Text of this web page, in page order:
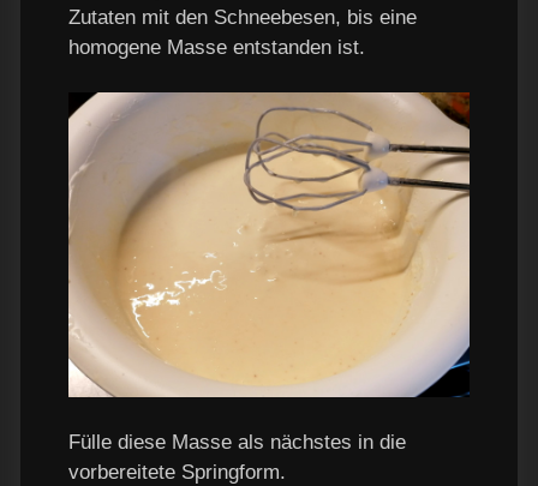
Zutaten mit den Schneebesen, bis eine
homogene Masse entstanden ist.
Fülle diese Masse als nächstes in die
vorbereitete Springform.